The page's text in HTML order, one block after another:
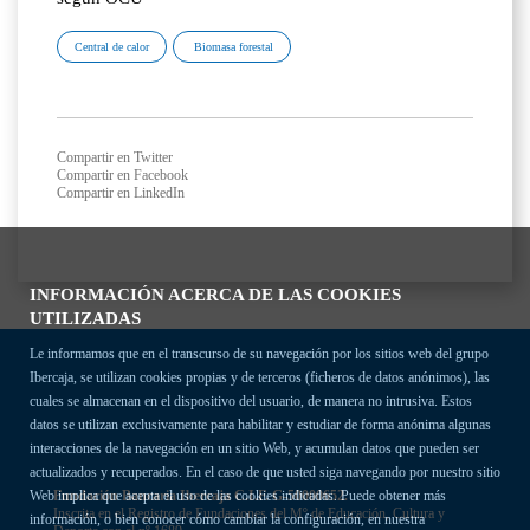
INFORMACIÓN ACERCA DE LAS COOKIES
UTILIZADAS
Le informamos que en el transcurso de su navegación por los sitios web del grupo
Ibercaja, se utilizan cookies propias y de terceros (ficheros de datos anónimos), las
cuales se almacenan en el dispositivo del usuario, de manera no intrusiva. Estos
datos se utilizan exclusivamente para habilitar y estudiar de forma anónima algunas
interacciones de la navegación en un sitio Web, y acumulan datos que pueden ser
actualizados y recuperados. En el caso de que usted siga navegando por nuestro sitio
Web implica que acepta el uso de las cookies indicadas. Puede obtener más
información, o bien conocer cómo cambiar la configuración, en nuestra
Central de calor Biomasa forestal
Compartir en Twitter
Compartir en Facebook
Compartir en LinkedIn
Fundación Bancaria Ibercaja C.I.F. G-50000652.
Inscrita en el Registro de Fundaciones del Mº de Educación, Cultura y